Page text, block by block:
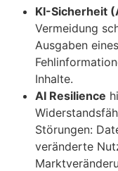
KI-Sicherheit
Vermeidung
Ausgaben
Inhalte.
AI Resilience
Störungen:
veränderte